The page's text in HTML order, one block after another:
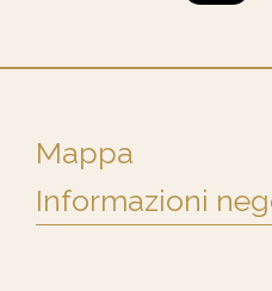
Mappa
Informazioni